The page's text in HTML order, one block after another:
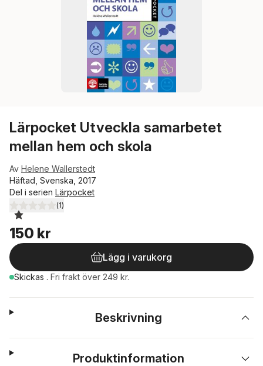
Lärpocket Utveckla samarbetet
mellan hem och skola
Av Helene Wallerstedt
Häftad, Svenska, 2017
Del i serien Lärpocket
1,0utav 5 stjärnor. Totalt antal röster:
(1)
150 kr
Lägg i varukorg
Skickas . Fri frakt över 249 kr.
Beskrivning
Produktinformation